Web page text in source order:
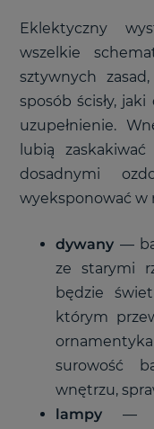
Eklektyczny
wszelkie
sztywnych
sposób ścisły,
uzupełnienie.
lubią
dosadnymi
wyeksponować w
dywany —
ze starymi
będzie
którym
surowość
wnętrzu,
lampy
—